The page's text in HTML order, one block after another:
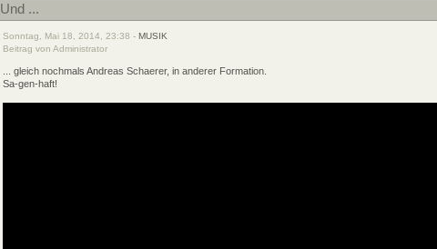
Und ...
Sonntag, Mai 18, 2014, 23:38 - MUSIK
Beitrag von Administrator
... gleich nochmals Andreas Schaerer, in anderer Formation.
Sa-gen-haft!